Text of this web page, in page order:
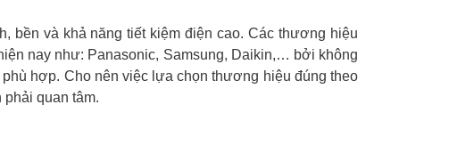
bền và khả năng tiết kiệm điện cao. Các thương hiệu
nay như: Panasonic, Samsung, Daikin,… bởi không
hợp. Cho nên việc lựa chọn thương hiệu đúng theo
quan tâm.